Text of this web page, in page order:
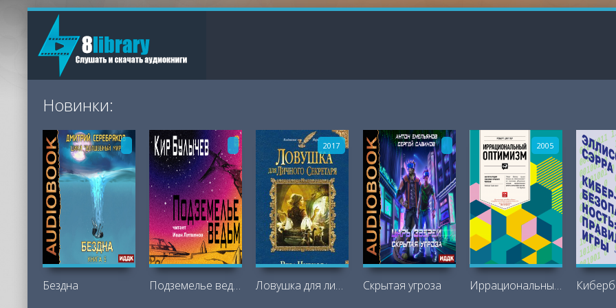
Новинки:
Бездна Подземелье ведьм
2017
Ловушка для личного секретаря Скрытая угроза
2005
Иррациональный оптимизм. Как